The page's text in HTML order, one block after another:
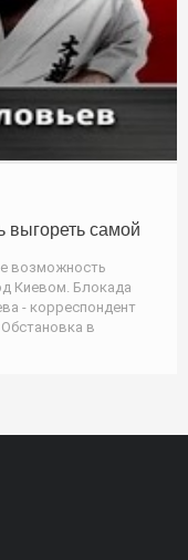
выгореть самой
возможность
Киевом. Блокада
- корреспондент
в